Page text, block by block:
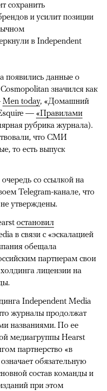
сохранить
и усилит позиции
в Independent
появились данные о
значился как
Men today, «Домашний
— «Правилами
рубрика журнала).
что СМИ
то есть выпуск
со ссылкой на
Telegram-канале, что
утверждены.
остановил
в связи с «эскалацией
обещала
партнерам свои
лицензии на
Independent Media
журналы продолжат
названиями. По ее
медиагруппы Hearst
партнерство «в
обязательную
состав команды и
при этом